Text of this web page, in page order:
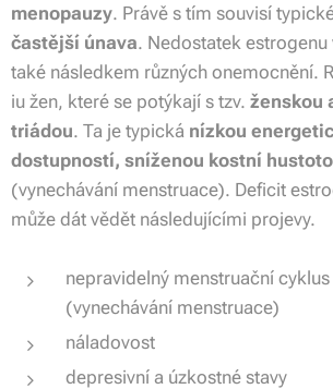
menopauzy. Právě s tím souvisí
častější únava. Nedostatek estrogenu
také následkem různých onemocnění.
iu žen, které se potýkají s tzv. ženskou
triádou. Ta je typická nízkou
dostupností, sníženou kostní
(vynechávání menstruace). Deficit
může dát vědět následujícími projevy.
nepravidelný menstruační
(vynechávání menstruace)
náladovost
depresivní a úzkostné stavy